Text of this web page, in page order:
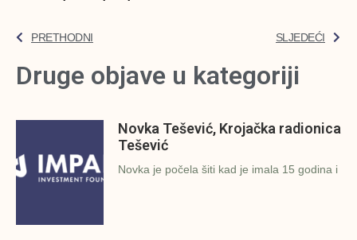
PRETHODNI SLJEDEĆI
Druge objave u kategoriji
Novka Tešević, Krojačka radionica
Tešević
Novka je počela šiti kad je imala 15 godina i